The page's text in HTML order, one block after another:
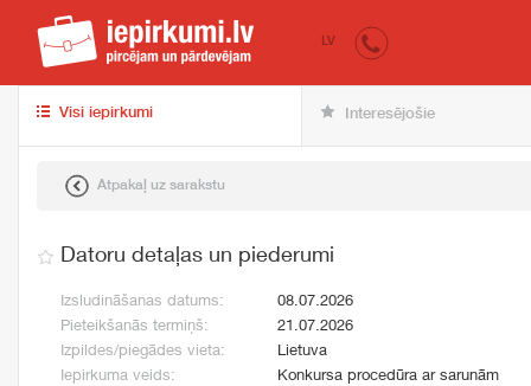
iepirkumi.lv
LV
Visi iepirkumi Interesējošie
Atpakaļ uz sarakstu
Datoru detaļas un piederumi
Izsludināšanas datums:
08.07.2026
Pieteikšanās termiņš:
21.07.2026
Izpildes/piegādes vieta:
Lietuva
Iepirkuma veids:
Konkursa procedūra ar sarunām